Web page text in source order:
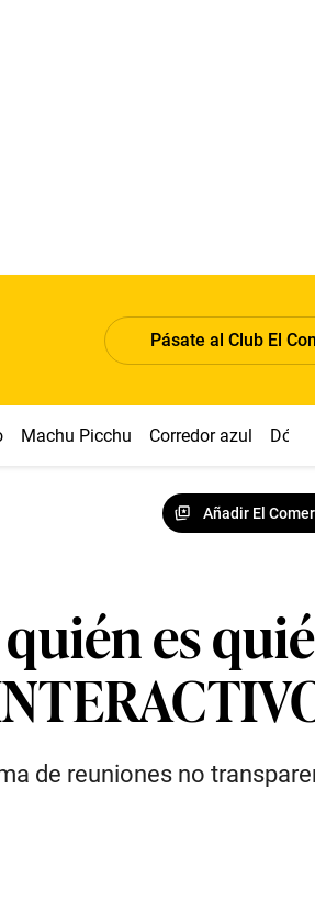
Pásate al Club El
Machu Picchu Corredor azul Dólar
Añadir El
es
de reuniones no